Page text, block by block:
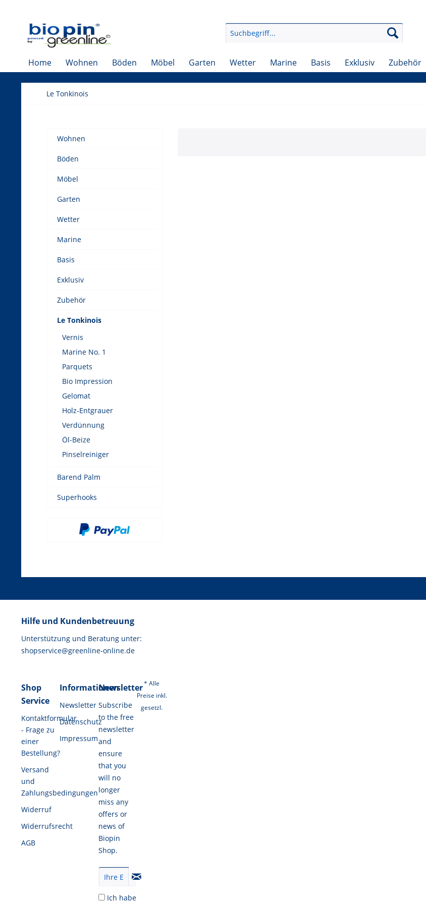
Home Wohnen Böden Möbel Garten Wetter Marine Basis Exklusiv Zubehör
Le Tonkinois
Wohnen
Böden
Möbel
Garten
Wetter
Marine
Basis
Exklusiv
Zubehör
Le Tonkinois
Vernis
Marine No. 1
Parquets
Bio Impression
Gelomat
Holz-Entgrauer
Verdünnung
Öl-Beize
Pinselreiniger
Barend Palm
Superhooks
Hilfe und Kundenbetreuung
Unterstützung und Beratung unter:
shopservice@greenline-online.de
Shop
Service
Kontaktformular
- Frage zu
einer
Bestellung?
Versand
und
Zahlungsbedingungen
Widerruf
Widerrufsrecht
AGB
Informationen
Newsletter
Datenschutz
Impressum
Newsletter
Subscribe
to the free
newsletter
and
ensure
that you
will no
longer
miss any
offers or
news of
Biopin
Shop.
Ich habe
* Alle
Preise inkl.
gesetzl.